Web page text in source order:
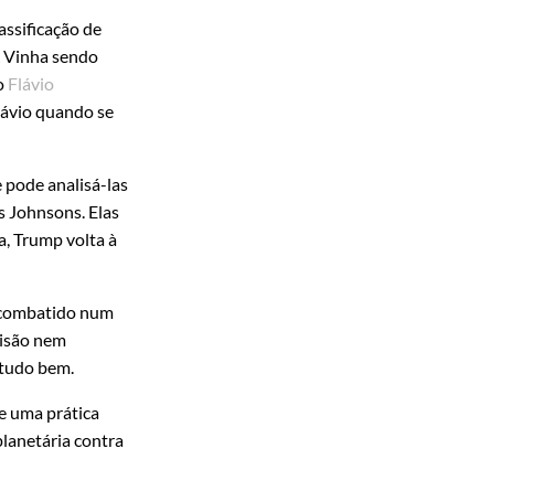
de
sendo
Flávio
quando se
pode analisá-las
Johnsons. Elas
Trump volta à
num
nem
bem.
uma prática
contra